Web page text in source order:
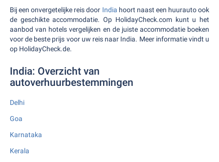
Bij een onvergetelijke reis door India hoort naast een huurauto ook
de geschikte accommodatie. Op HolidayCheck.com kunt u het
aanbod van hotels vergelijken en de juiste accommodatie boeken
voor de beste prijs voor uw reis naar India. Meer informatie vindt u
op HolidayCheck.de.
India: Overzicht van
autoverhuurbestemmingen
Delhi
Goa
Karnataka
Kerala